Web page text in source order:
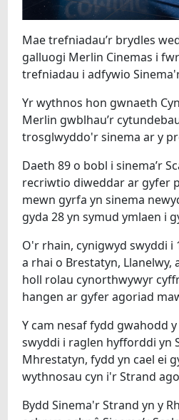
Mae trefniadau’r brydles
galluogi Merlin Cinemas i
trefniadau i adfywio
Yr wythnos hon gwnaeth
Merlin gwblhau’r
trosglwyddo'r sinema ar y
Daeth 89 o bobl i sinema’r
recriwtio diweddar ar gyfer
mewn gyrfa yn sinema
gyda 28 yn symud ymlaen i
O'r rhain, cynigwyd swyddi i
a rhai o Brestatyn, Llanelwy,
holl rolau cynorthwywyr
hangen ar gyfer agoriad
Y cam nesaf fydd gwahodd
swyddi i raglen hyfforddi yn
Mhrestatyn, fydd yn cael ei
wythnosau cyn i'r Strand
Bydd Sinema'r Strand yn y